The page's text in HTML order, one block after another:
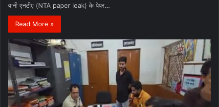
यानी एनटीए (NTA paper leak) के पेपर…
Read More »